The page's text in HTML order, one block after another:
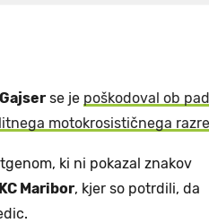
se je poškodoval ob
motokrosističnega
ki ni pokazal znakov
Maribor, kjer so potrdili, da